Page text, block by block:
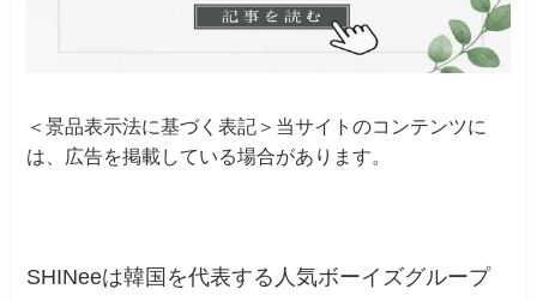
＜景品表示法に基づく表記＞当サイトのコンテンツに
は、広告を掲載している場合があります。
SHINeeは韓国を代表する人気ボーイズグループ